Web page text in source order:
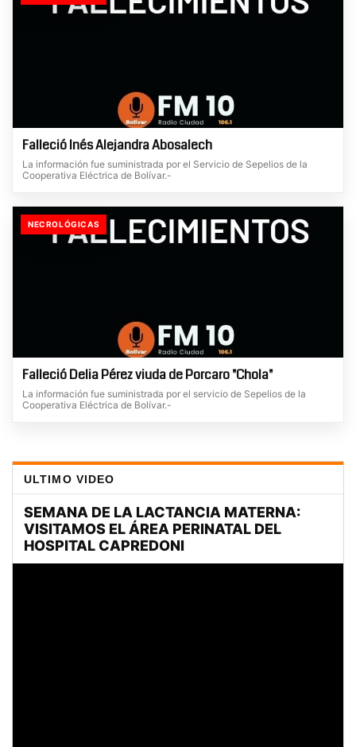
Falleció Inés Alejandra Abosalech
La información fue suministrada por el Servicio de Sepelios de la
Cooperativa Eléctrica de Bolívar.-
NECROLÓGICAS
Falleció Delia Pérez viuda de Porcaro "Chola"
La información fue suministrada por el servicio de Sepelios de la
Cooperativa Eléctrica de Bolívar.-
ULTIMO VIDEO